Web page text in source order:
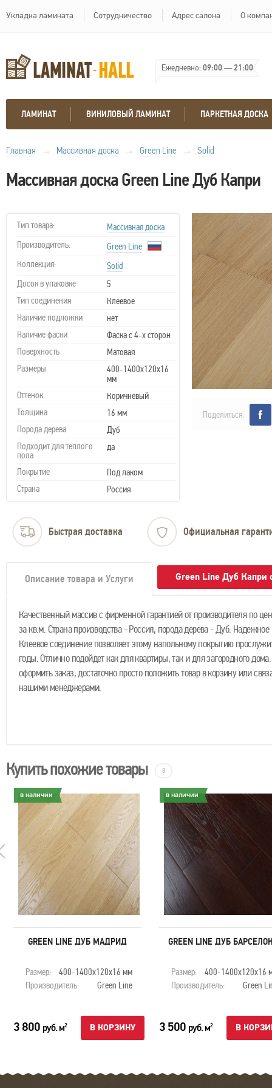
Укладка ламината Сотрудничество Адрес салона О
Ежедневно:09:00—21:00
ЛАМИНАТ ВИНИЛОВЫЙ ЛАМИНАТ ПАРКЕТНАЯ ДОСКА
Главная → Массивная доска → Green Line → Solid
Массивная доска Green Line Дуб Капри
Тип товара:
Массивная доска
Производитель:
Green Line
Коллекция:
Solid
Досок в упаковке
5
Тип соединения
Клеевое
Наличие подложки
нет
Наличие фаски
Фаска с 4-х сторон
Поверхность
Матовая
Размеры
400-1400х120х16
мм
Оттенок
Коричневый
Толщина
16 мм
Порода дерева
Дуб
Подходит для теплого
пола
да
Покрытие
Под лаком
Страна
Россия
Поделиться:
Быстрая доставка Официальная
Описание товара и Услуги Green Line Дуб Капри
Качественный массив с фирменной гарантией от производителя по
за кв.м. Страна производства - Россия, порода дерева - Дуб. Надежное
Клеевое соединение позволяет этому напольному покрытию
годы. Отлично подойдет как для квартиры, так и для загородного
оформить заказ, достаточно просто положить товар в корзину или
нашими менеджерами.
Купить похожие товары 8
в наличии
GREEN LINE ДУБ МАДРИД
Размер:
400-1400х120х16 мм
Производитель:
Green Line
3 800 руб. м2 В КОРЗИНУ
в наличии
GREEN LINE ДУБ
Размер:
400-1400х120х16
Производитель:
Green
3 500 руб. м2 В